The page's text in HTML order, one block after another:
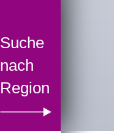
Suche
nach
Region